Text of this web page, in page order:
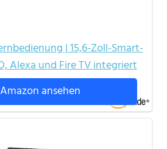
| 15,6-Zoll-Smart-
Alexa und Fire TV integriert
ansehen